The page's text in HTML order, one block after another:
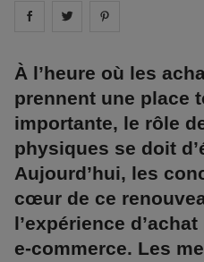
Share on facebook
Share on
À l’heure où les
prennent une place
importante, le rôle
physiques se doit
Aujourd’hui, les
cœur de ce
l’expérience
e-commerce. Les